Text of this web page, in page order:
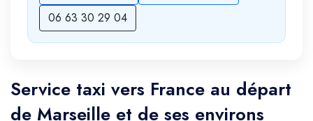
06 63 30 29 04
Service taxi vers France au départ
de Marseille et de ses environs